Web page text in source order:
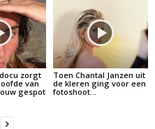
zorgt
van
gespot
Toen Chantal Janzen uit
de kleren ging voor een
fotoshoot…